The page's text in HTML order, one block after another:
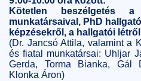
Kötetlen beszélgetés
munkatársaival, PhD
képzésekről, a hallgatói létről
(Dr. Jancsó Attila, valamint a
és fiatal munkatársai: Uhljar
Gerda, Torma Bianka, Gál
Klonka Áron)